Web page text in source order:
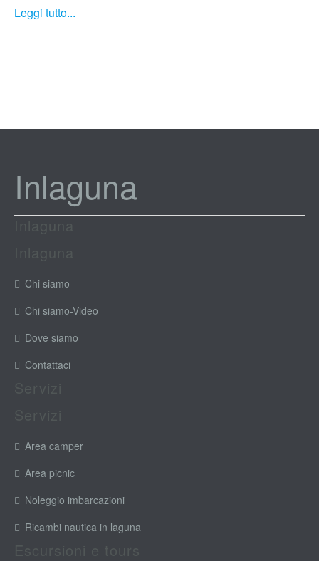
Leggi tutto...
Inlaguna
Chi siamo
Chi siamo-Video
Dove siamo
Contattaci
Area camper
Area picnic
Noleggio imbarcazioni
Ricambi nautica in laguna